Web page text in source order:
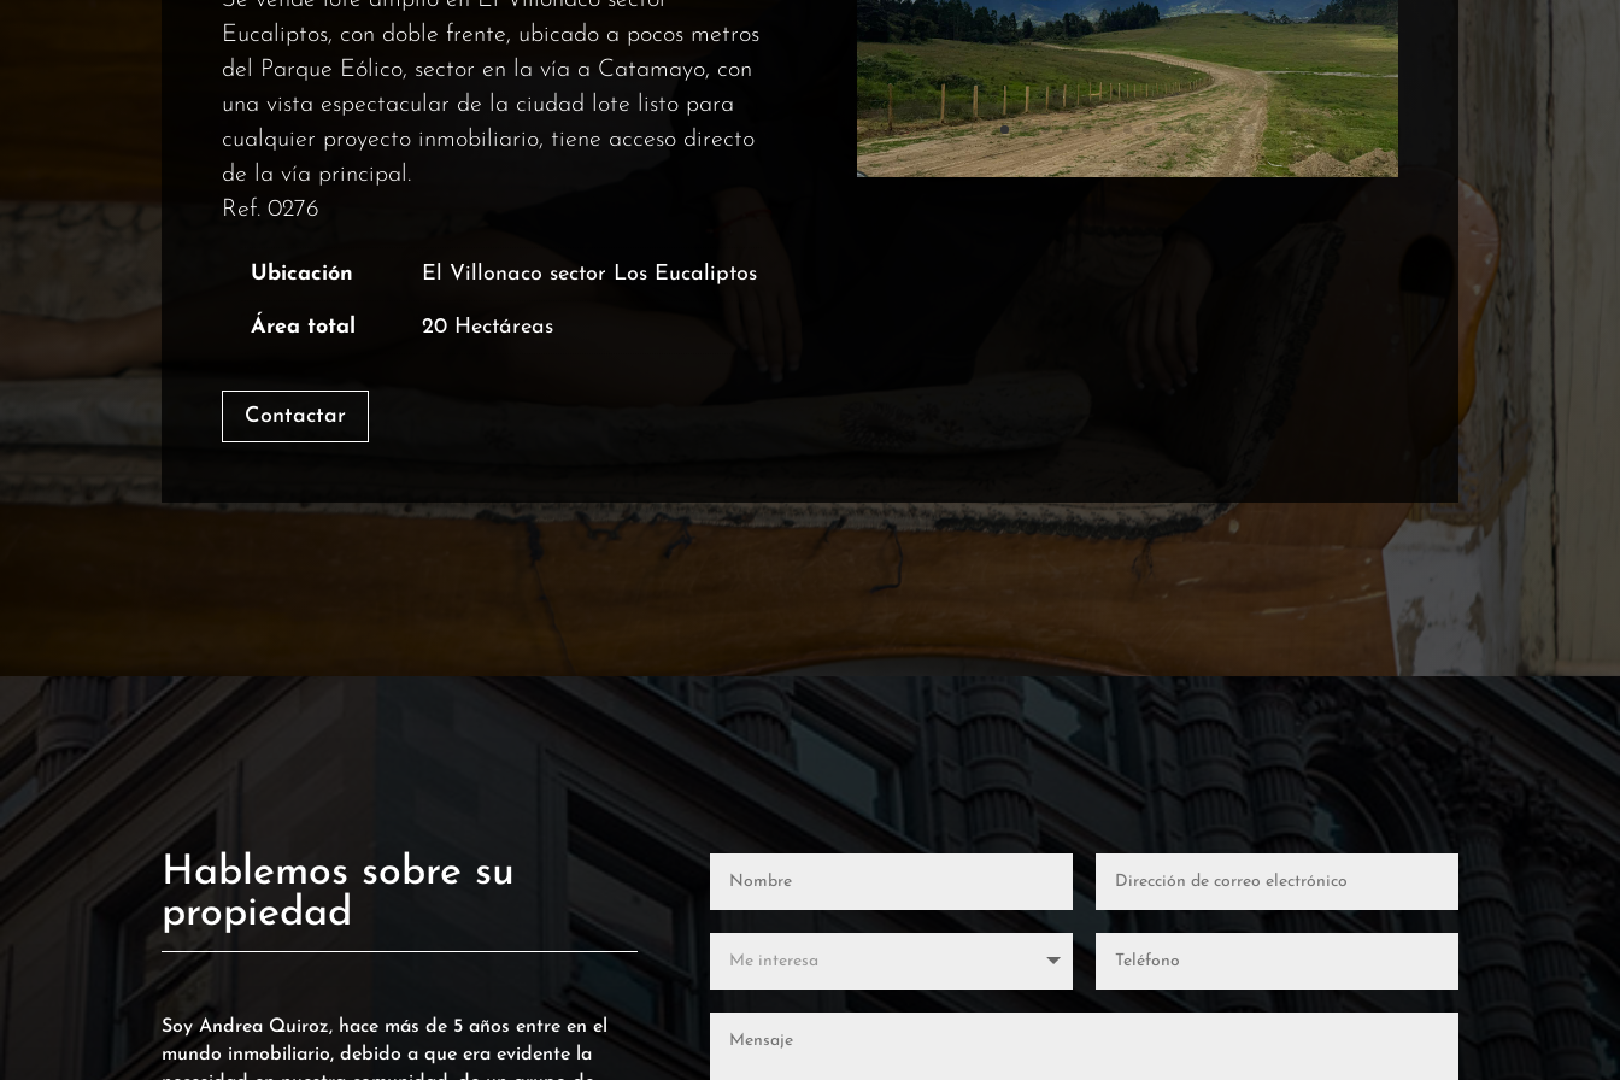
Eucaliptos, con doble frente, ubicado a pocos metros
del Parque Eólico, sector en la vía a Catamayo, con
una vista espectacular de la ciudad lote listo para
cualquier proyecto inmobiliario, tiene acceso directo
de la vía principal.
Ref. 0276
Ubicación El Villonaco sector Los Eucaliptos
Área total 20 Hectáreas
Contactar
Hablemos sobre su
propiedad
Soy Andrea Quiroz, hace más de 5 años entre en el
mundo inmobiliario, debido a que era evidente la